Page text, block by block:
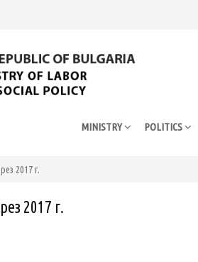
MINISTRY POLITICS
2017 г.
2017 г.